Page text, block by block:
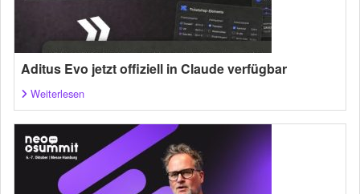
Aditus Evo jetzt offiziell in Claude verfügbar
Weiterlesen